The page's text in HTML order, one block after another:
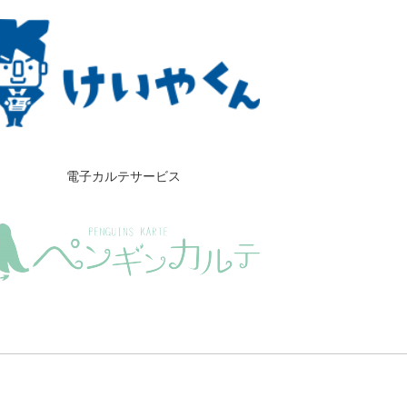
電子カルテサービス